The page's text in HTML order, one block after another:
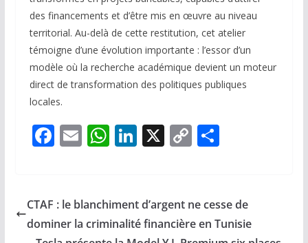
des financements et d’être mis en œuvre au niveau
territorial. Au-delà de cette restitution, cet atelier
témoigne d’une évolution importante : l’essor d’un
modèle où la recherche académique devient un moteur
direct de transformation des politiques publiques
locales.
F
b
o
E
l
W
s
A
Li
e
dI
X C
y
Li
P
g
er
CTAF : le blanchiment d’argent ne cesse de
dominer la criminalité financière en Tunisie